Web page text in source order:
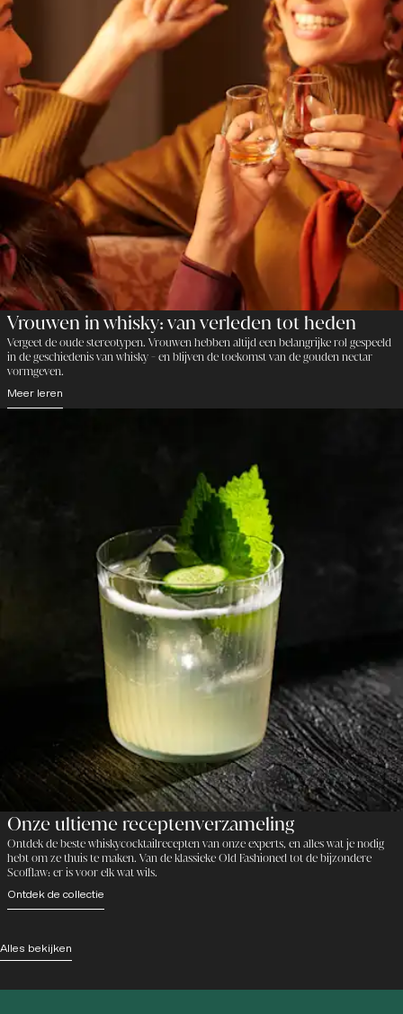
Vrouwen in whisky: van verleden tot heden
Vergeet de oude stereotypen. Vrouwen hebben altijd een belangrijke rol gespeeld
in de geschiedenis van whisky - en blijven de toekomst van de gouden nectar
vormgeven.
Meer leren
Onze ultieme receptenverzameling
Ontdek de beste whiskycocktailrecepten van onze experts, en alles wat je nodig
hebt om ze thuis te maken. Van de klassieke Old Fashioned tot de bijzondere
Scofflaw: er is voor elk wat wils.
Ontdek de collectie
Alles bekijken